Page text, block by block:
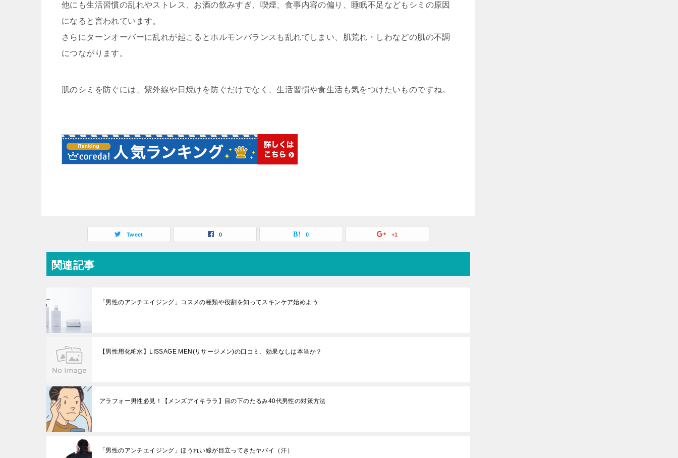
他にも生活習慣の乱れやストレス、お酒の飲みすぎ、喫煙、食事内容の偏り、睡眠不足などもシミの原因
になると言われています。
さらにターンオーバーに乱れが起こるとホルモンバランスも乱れてしまい、肌荒れ・しわなどの肌の不調
につながります。
肌のシミを防ぐには、紫外線や日焼けを防ぐだけでなく、生活習慣や食生活も気をつけたいものですね。
Tweet 0 0 +1
関連記事
「男性のアンチエイジング」コスメの種類や役割を知ってスキンケア始めよう
【男性用化粧水】LISSAGE MEN(リサージメン)の口コミ、効果なしは本当か？
アラフォー男性必見！【メンズアイキララ】目の下のたるみ40代男性の対策方法
「男性のアンチエイジング」ほうれい線が目立ってきたヤバイ（汗）